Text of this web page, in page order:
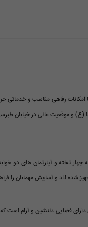
رفاهی مناسب و خدماتی
دلیل نزدیکی به حرم مطهر امام رضا (ع) و موقعیت
یک خوابه چهار تخته و آپارتمان
شده اند و آسایش مهمانان را
فضایی دلنشین و آرام است که